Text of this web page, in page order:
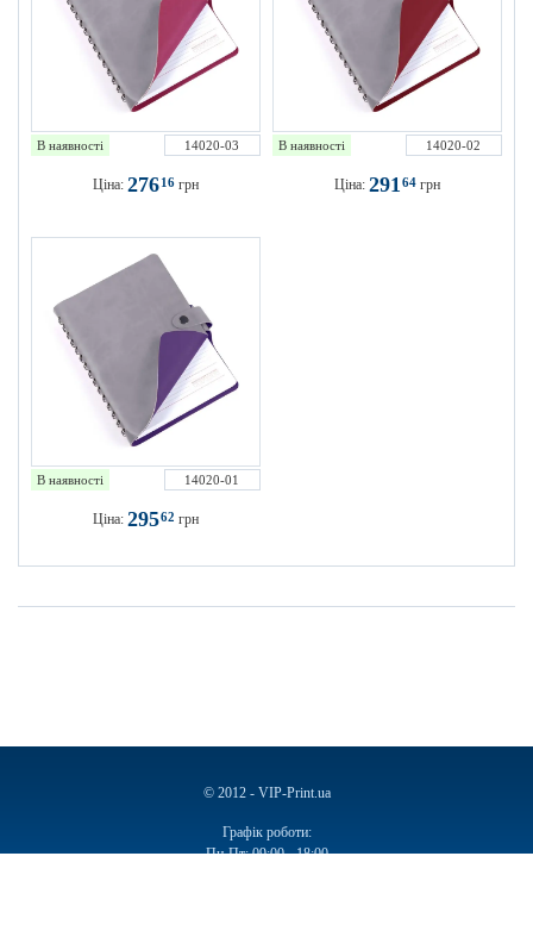
В наявності 14020-03
Ціна: 27616 грн
В наявності 14020-02
Ціна: 29164 грн
В наявності 14020-01
Ціна: 29562 грн
© 2012 - VIP-Print.ua
Графік роботи:
Пн-Пт: 09:00 - 18:00